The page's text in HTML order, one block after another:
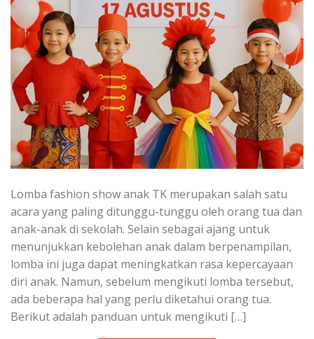
Lomba fashion show anak TK merupakan salah satu
acara yang paling ditunggu-tunggu oleh orang tua dan
anak-anak di sekolah. Selain sebagai ajang untuk
menunjukkan kebolehan anak dalam berpenampilan,
lomba ini juga dapat meningkatkan rasa kepercayaan
diri anak. Namun, sebelum mengikuti lomba tersebut,
ada beberapa hal yang perlu diketahui orang tua.
Berikut adalah panduan untuk mengikuti […]